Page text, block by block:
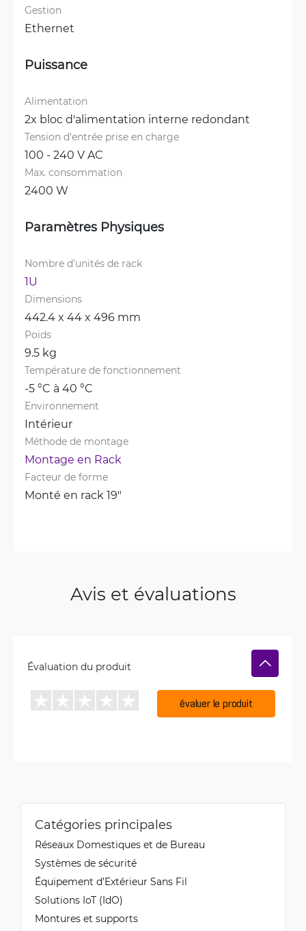
Gestion
Ethernet
Puissance
Alimentation
2x bloc d'alimentation interne redondant
Tension d'entrée prise en charge
100 - 240 V AC
Max. consommation
2400 W
Paramètres Physiques
Nombre d'unités de rack
1U
Dimensions
442.4 x 44 x 496 mm
Poids
9.5 kg
Température de fonctionnement
-5 °C à 40 °C
Environnement
Intérieur
Méthode de montage
Montage en Rack
Facteur de forme
Monté en rack 19"
Avis et évaluations
Évaluation du produit
évaluer le produit
Catégories principales
Réseaux Domestiques et de Bureau
Systèmes de sécurité
Équipement d’Extérieur Sans Fil
Solutions IoT (IdO)
Montures et supports